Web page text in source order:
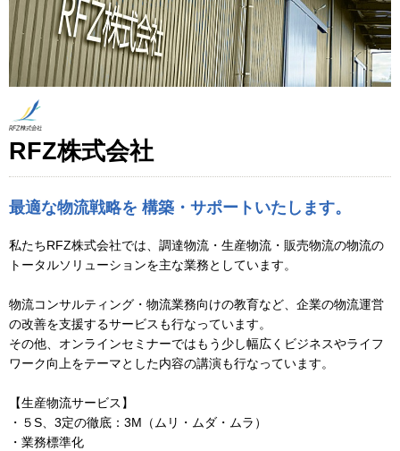
RFZ株式会社
最適な物流戦略を 構築・サポートいたします。
私たちRFZ株式会社では、調達物流・生産物流・販売物流の物流の
トータルソリューションを主な業務としています。
物流コンサルティング・物流業務向けの教育など、企業の物流運営
の改善を支援するサービスも行なっています。
その他、オンラインセミナーではもう少し幅広くビジネスやライフ
ワーク向上をテーマとした内容の講演も行なっています。
【生産物流サービス】
・５S、3定の徹底：3M（ムリ・ムダ・ムラ）
・業務標準化